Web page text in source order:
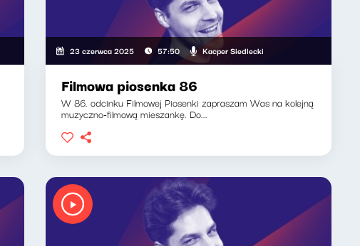
23 czerwca 2025 57:50 Kacper Siedlecki
Filmowa piosenka 86
W 86. odcinku Filmowej Piosenki zapraszam Was na kolejną
muzyczno-filmową mieszankę. Do...